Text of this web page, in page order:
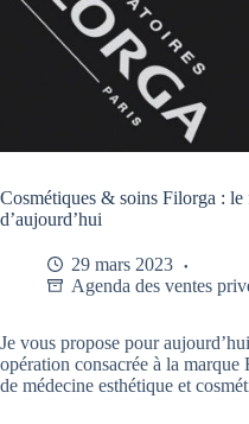
Cosmétiques & soins Filorga : le
d’aujourd’hui
29 mars 2023
Agenda des ventes
Je vous propose pour
opération consacrée à la
de médecine esthétique et